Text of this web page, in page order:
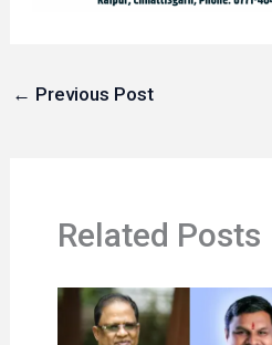
← Previous Post
Related Posts